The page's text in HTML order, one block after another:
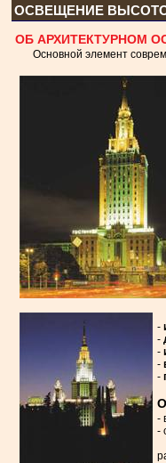
ОСВЕЩЕНИЕ
ОБ АРХИТЕКТУРНОМ
Основной элемент
-
-
-
-
-
-
-